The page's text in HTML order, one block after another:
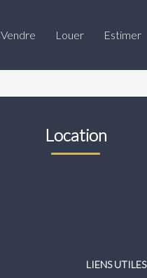
Vendre Louer Estimer
Location
LIENS UTILES